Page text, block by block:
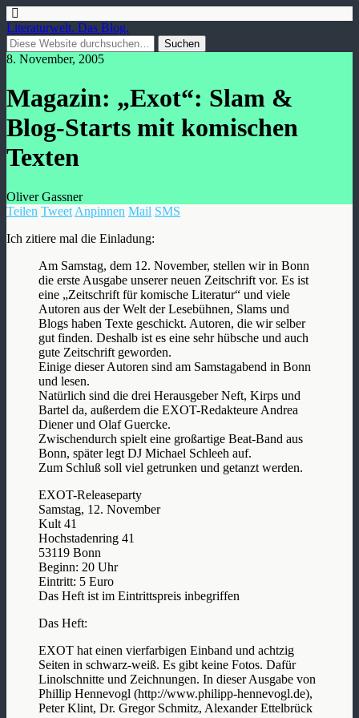
Literaturwelt. Das Blog.
8. November, 2005
Magazin: „Exot“: Slam &
Blog-Starts mit komischen
Texten
Oliver Gassner
Teilen Tweet Anpinnen Mail SMS
Ich zitiere mal die Einladung:
Am Samstag, dem 12. November, stellen wir in Bonn
die erste Ausgabe unserer neuen Zeitschrift vor. Es ist
eine „Zeitschrift für komische Literatur“ und viele
Autoren aus der Welt der Lesebühnen, Slams und
Blogs haben Texte geschickt. Autoren, die wir selber
gut finden. Deshalb ist es eine sehr hübsche und auch
gute Zeitschrift geworden.
Einige dieser Autoren sind am Samstagabend in Bonn
und lesen.
Natürlich sind die drei Herausgeber Neft, Kirps und
Bartel da, außerdem die EXOT-Redakteure Andrea
Diener und Olaf Guercke.
Zwischendurch spielt eine großartige Beat-Band aus
Bonn, später legt DJ Michael Schleeh auf.
Zum Schluß soll viel getrunken und getanzt werden.
EXOT-Releaseparty
Samstag, 12. November
Kult 41
Hochstadenring 41
53119 Bonn
Beginn: 20 Uhr
Eintritt: 5 Euro
Das Heft ist im Eintrittspreis inbegriffen
Das Heft:
EXOT hat einen vierfarbigen Einband und achtzig
Seiten in schwarz-weiß. Es gibt keine Fotos. Dafür
Linolschnitte und Zeichnungen. In dieser Ausgabe von
Phillip Hennevogl (http://www.philipp-hennevogl.de),
Peter Klint, Dr. Gregor Schmitz, Alexander Ettelbrück